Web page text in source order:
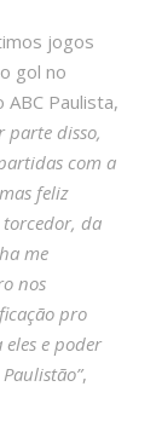
jogos
gol no
Paulista,
parte disso,
com a
feliz
da
me
nos
pro
e poder
,